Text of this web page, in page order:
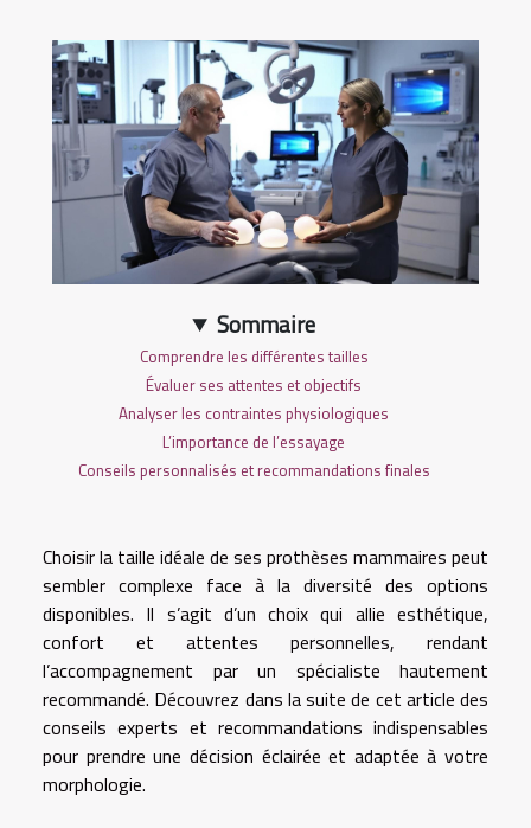
Sommaire
Comprendre les différentes tailles
Évaluer ses attentes et objectifs
Analyser les contraintes physiologiques
L’importance de l’essayage
Conseils personnalisés et recommandations finales
Choisir la taille idéale de ses prothèses mammaires peut
sembler complexe face à la diversité des options
disponibles. Il s’agit d’un choix qui allie esthétique,
confort et attentes personnelles, rendant
l’accompagnement par un spécialiste hautement
recommandé. Découvrez dans la suite de cet article des
conseils experts et recommandations indispensables
pour prendre une décision éclairée et adaptée à votre
morphologie.